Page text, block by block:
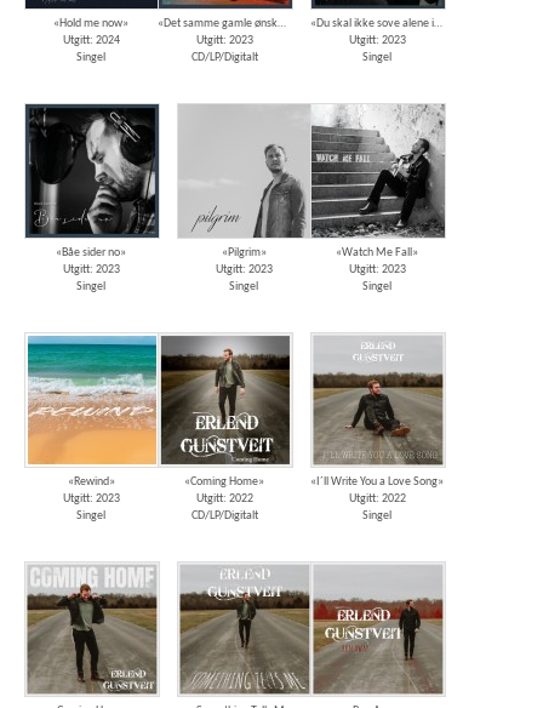
«Hold me now»
Utgitt: 2024
Singel
«Det samme gamle ønsket»
Utgitt: 2023
CD/LP/Digitalt
«Du skal ikke sove alene i natt»
Utgitt: 2023
Singel
«Båe sider no»
Utgitt: 2023
Singel
«Pilgrim»
Utgitt: 2023
Singel
«Watch Me Fall»
Utgitt: 2023
Singel
«Rewind»
Utgitt: 2023
Singel
«Coming Home»
Utgitt: 2022
CD/LP/Digitalt
«I´ll Write You a Love Song»
Utgitt: 2022
Singel